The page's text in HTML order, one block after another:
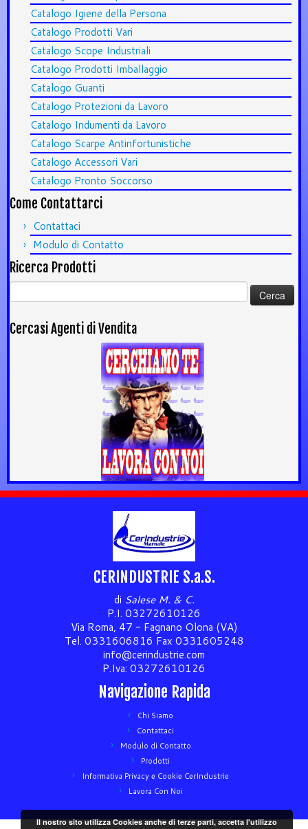
Catalogo Igiene della Persona
Catalogo Prodotti Vari
Catalogo Scope Industriali
Catalogo Prodotti Imballaggio
Catalogo Guanti
Catalogo Protezioni da Lavoro
Catalogo Indumenti da Lavoro
Catalogo Scarpe Antinfortunistiche
Catalogo Accessori Vari
Catalogo Pronto Soccorso
Come Contattarci
Contattaci
Modulo di Contatto
Ricerca Prodotti
Ricerca
per:
Cercasi Agenti di Vendita
CERINDUSTRIE S.a.S.
di Salese M. & C.
P.I. 03272610126
Via Roma, 47 - Fagnano Olona (VA)
Tel. 0331606816 Fax 0331605248
info@cerindustrie.com
P.Iva: 03272610126
Navigazione Rapida
Chi Siamo
Contattaci
Modulo di Contatto
Prodotti
Informativa Privacy e Cookie CerIndustrie
Lavora Con Noi
Il nostro sito utilizza Cookies anche di terze parti, accetta l'utilizzo